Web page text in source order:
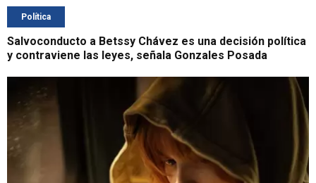
Política
Salvoconducto a Betssy Chávez es una decisión política
y contraviene las leyes, señala Gonzales Posada